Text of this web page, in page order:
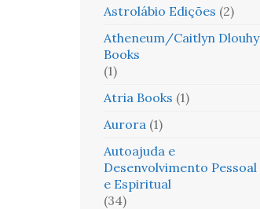
Astrolábio Edições (2)
Atheneum/Caitlyn Dlouhy
Books
(1)
Atria Books (1)
Aurora (1)
Autoajuda e
Desenvolvimento Pessoal
e Espiritual
(34)